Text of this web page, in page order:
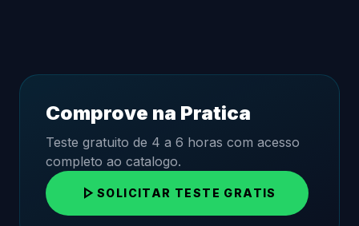
Comprove na Pratica
Teste gratuito de 4 a 6 horas com acesso
completo ao catalogo.
play_arrow SOLICITAR TESTE GRATIS